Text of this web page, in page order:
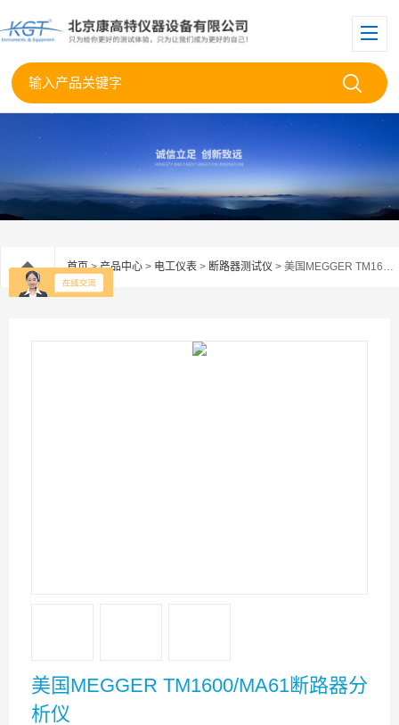
首页>产品中心 > 电工仪表 > 断路器测试仪 > 美国MEGGER TM1600/MA61断路器分析仪
美国MEGGER TM1600/MA61断路器分
析仪